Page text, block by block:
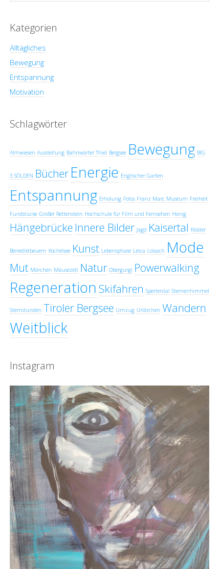
Kategorien
Alltägliches
Bewegung
Entspannung
Motivation
Schlagwörter
Almwiesen Ausstellung Bahnwärter Thiel Bergsee Bewegung BIG
3 SÖLDEN Bücher Energie Englischer Garten
Entspannung Erholung Fotos Franz Marc Museum Freiheit
Fundstücke Großer Rettenstein Hochschule für Film und Fernsehen Honig
Hängebrücke Innere Bilder Jagd Kaisertal Kloster
Benediktbeuern Kochelsee Kunst Lebensphase Leica Loisach Mode
Mut Märchen Mäusezelt Natur Obergurgl Powerwalking
Regeneration Skifahren Spertental Sternenhimmel
Sternstunden Tiroler Bergsee Umzug Urlärchen Wandern
Weitblick
Instagram